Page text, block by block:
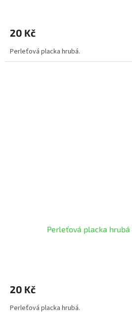
20 Kč
Perleťová placka hrubá.
Perleťová placka
20 Kč
Perleťová placka hrubá.